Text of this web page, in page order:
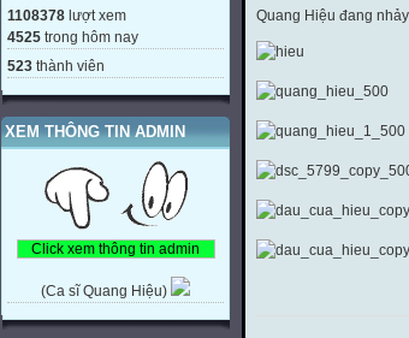
1108378 lượt xem
4525 trong hôm nay
523 thành viên
XEM THÔNG TIN ADMIN
(Ca sĩ Quang Hiệu)
Quang Hiệu đang